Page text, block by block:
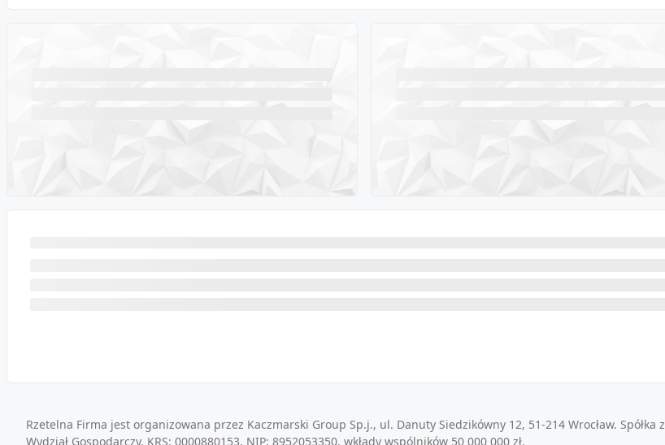
Rzetelna Firma jest organizowana przez Kaczmarski Group Sp.j., ul. Danuty Siedzikówny 12, 51-214 Wrocław.
Wydział Gospodarczy, KRS: 0000880153, NIP: 8952053350, wkłady wspólników 50 000 000 zł.